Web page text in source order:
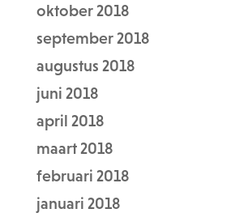
oktober 2018
september 2018
augustus 2018
juni 2018
april 2018
maart 2018
februari 2018
januari 2018